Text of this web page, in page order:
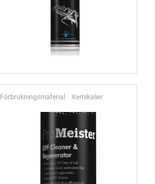
Förbrukningsmaterial Kemikalier